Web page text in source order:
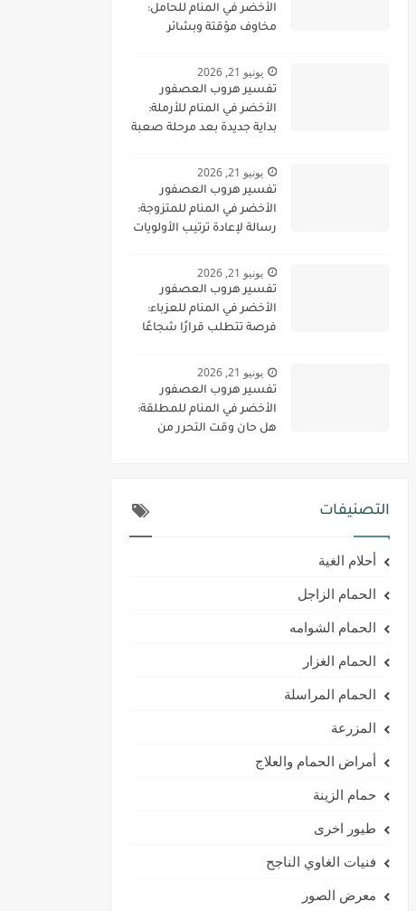
الأخضر في المنام للحامل:
مخاوف مؤقتة وبشائر
يونيو 21, 2026
تفسير هروب العصفور
الأخضر في المنام للأرملة:
بداية جديدة بعد مرحلة صعبة
يونيو 21, 2026
تفسير هروب العصفور
الأخضر في المنام للمتزوجة:
رسالة لإعادة ترتيب الأولويات
يونيو 21, 2026
تفسير هروب العصفور
الأخضر في المنام للعزباء:
فرصة تتطلب قرارًا شجاعًا
يونيو 21, 2026
تفسير هروب العصفور
الأخضر في المنام للمطلقة:
هل حان وقت التحرر من
التصنيفات
أحلام الغية
الحمام الزاجل
الحمام الشوامه
الحمام الغزار
الحمام المراسلة
المزرعة
أمراض الحمام والعلاج
حمام الزينة
طيور اخرى
فنيات الغاوي الناجح
معرض الصور